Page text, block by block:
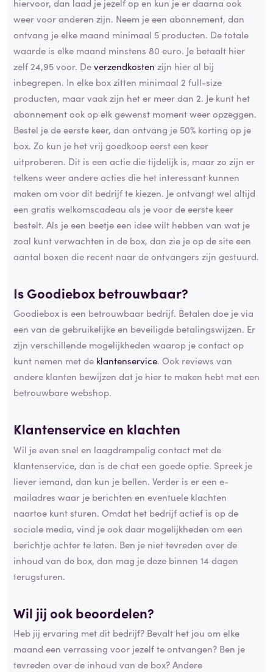
hiervoor, dan laad je jezelf op en kun je er daarna ook
weer voor anderen zijn. Neem je een abonnement, dan
ontvang je elke maand minimaal 5 producten. De totale
waarde is elke maand minstens 80 euro. Je betaalt hier
zelf 24,95 voor. Deverzendkosten zijn hier al bij
inbegrepen. In elke box zitten minimaal 2 full-size
producten, maar vaak zijn het er meer dan 2. Je kunt het
abonnement ook op elk gewenst moment weer opzeggen.
Bestel je de eerste keer, dan ontvang je 50% korting op je
box. Zo kun je het vrij goedkoop eerst een keer
uitproberen. Dit is een actie die tijdelijk is, maar zo zijn er
telkens weer andere acties die het interessant kunnen
maken om voor dit bedrijf te kiezen. Je ontvangt wel altijd
een gratis welkomscadeau als je voor de eerste keer
bestelt. Als je een beetje een idee wilt hebben van wat je
zoal kunt verwachten in de box, dan zie je op de site een
aantal boxen die recent naar de ontvangers zijn gestuurd.
Is Goodiebox betrouwbaar?
Goodiebox is een betrouwbaar bedrijf. Betalen doe je via
een van de gebruikelijke en beveiligde betalingswijzen. Er
zijn verschillende mogelijkheden waarop je contact op
kunt nemen met de klantenservice. Ook reviews van
andere klanten bewijzen dat je hier te maken hebt met een
betrouwbare webshop.
Klantenservice en klachten
Wil je even snel en laagdrempelig contact met de
klantenservice, dan is de chat een goede optie. Spreek je
liever iemand, dan kun je bellen. Verder is er een e-
mailadres waar je berichten en eventuele klachten
naartoe kunt sturen. Omdat het bedrijf actief is op de
sociale media, vind je ook daar mogelijkheden om een
berichtje achter te laten. Ben je niet tevreden over de
inhoud van de box, dan mag je deze binnen 14 dagen
terugsturen.
Wil jij ook beoordelen?
Heb jij ervaring met dit bedrijf? Bevalt het jou om elke
maand een verrassing voor jezelf te ontvangen? Ben je
tevreden over de inhoud van de box? Andere